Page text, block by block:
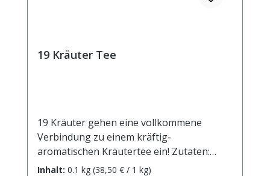
19 Kräuter Tee
19 Kräuter gehen eine vollkommene
Verbindung zu einem kräftig-
aromatischen Kräutertee ein! Zutaten:
Himbeerblätter, Fenchel, Anis,
Inhalt: 0.1 kg (38,50 € / 1 kg)